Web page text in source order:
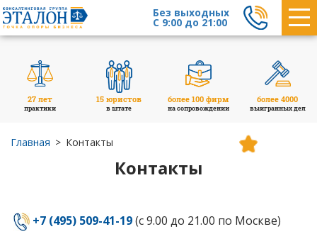
Без выходных
С 9:00 до 21:00
27 лет
практики
15 юристов
в штате
более 100 фирм
на сопровождении
более 4000
выигранных дел
Главная Контакты
Контакты
+7 (495) 509-41-19(с 9.00 до 21.00 по Москве)